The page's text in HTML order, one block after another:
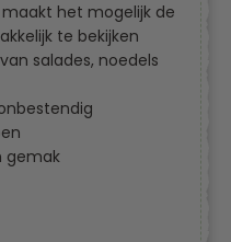
het mogelijk de
te bekijken
salades, noedels
gemak